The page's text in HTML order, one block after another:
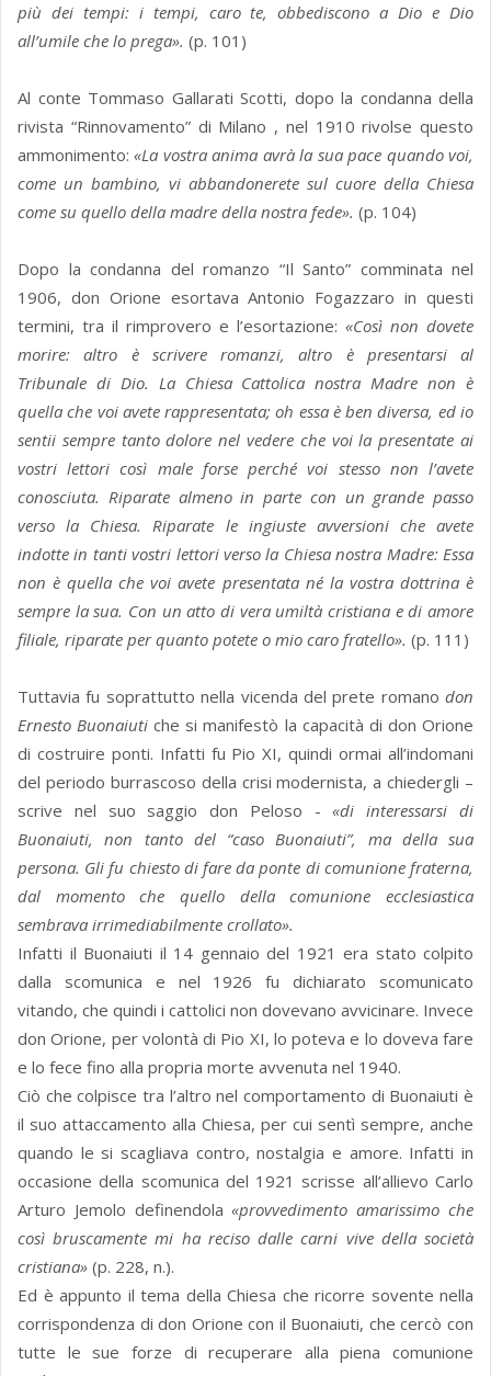
più dei tempi: i tempi, caro te, obbediscono a Dio e Dio
all’umile che lo prega». (p. 101)
Al conte Tommaso Gallarati Scotti, dopo la condanna della
rivista “Rinnovamento” di Milano , nel 1910 rivolse questo
ammonimento:«La vostra anima avrà la sua pace quando voi,
come un bambino, vi abbandonerete sul cuore della Chiesa
come su quello della madre della nostra fede». (p. 104)
Dopo la condanna del romanzo “Il Santo” comminata nel
1906, don Orione esortava Antonio Fogazzaro in questi
termini, tra il rimprovero e l’esortazione: «Così non dovete
morire: altro è scrivere romanzi, altro è presentarsi al
Tribunale di Dio. La Chiesa Cattolica nostra Madre non è
quella che voi avete rappresentata; oh essa è ben diversa, ed io
sentii sempre tanto dolore nel vedere che voi la presentate ai
vostri lettori così male forse perché voi stesso non l’avete
conosciuta. Riparate almeno in parte con un grande passo
verso la Chiesa. Riparate le ingiuste avversioni che avete
indotte in tanti vostri lettori verso la Chiesa nostra Madre: Essa
non è quella che voi avete presentata né la vostra dottrina è
sempre la sua. Con un atto di vera umiltà cristiana e di amore
filiale, riparate per quanto potete o mio caro fratello». (p. 111)
Tuttavia fu soprattutto nella vicenda del prete romano don
Ernesto Buonaiutiche si manifestò la capacità di don Orione
di costruire ponti. Infatti fu Pio XI, quindi ormai all’indomani
del periodo burrascoso della crisi modernista, a chiedergli –
scrive nel suo saggio don Peloso - «di interessarsi di
Buonaiuti, non tanto del “caso Buonaiuti”, ma della sua
persona. Gli fu chiesto di fare da ponte di comunione fraterna,
dal momento che quello della comunione ecclesiastica
sembrava irrimediabilmente crollato».
Infatti il Buonaiuti il 14 gennaio del 1921 era stato colpito
dalla scomunica e nel 1926 fu dichiarato scomunicato
vitando, che quindi i cattolici non dovevano avvicinare. Invece
don Orione, per volontà di Pio XI, lo poteva e lo doveva fare
e lo fece fino alla propria morte avvenuta nel 1940.
Ciò che colpisce tra l’altro nel comportamento di Buonaiuti è
il suo attaccamento alla Chiesa, per cui sentì sempre, anche
quando le si scagliava contro, nostalgia e amore. Infatti in
occasione della scomunica del 1921 scrisse all’allievo Carlo
Arturo Jemolo definendola«provvedimento amarissimo che
così bruscamente mi ha reciso dalle carni vive della società
cristiana» (p. 228, n.).
Ed è appunto il tema della Chiesa che ricorre sovente nella
corrispondenza di don Orione con il Buonaiuti, che cercò con
tutte le sue forze di recuperare alla piena comunione